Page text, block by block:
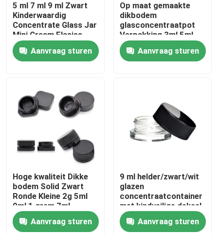
Video's
Ongeveer ons
Kwaliteitscontrole
Contacteer ons
Verzoek om een Citaat
De Kruiken van het glasconcentraat
5 ml 7 ml 9 ml Zwart
Kinderwaardig
Concentrate Glass Jar
Mini Cream Flasjes
Cosmetische Zwarte
Containers potten met
deksel
Aanvraag sturen
Op maat gemaakte
dikbodem
glasconcentraatpot
Verpakking 3ml 5ml
7ml 9ml 15ml
Kinderwaardig
Aanvraag sturen
Hoge kwaliteit Dikke
bodem Solid Zwart
Ronde Kleine 2g 5ml
9ml 1 gram 7ml
Concentrateglas Met
Gepolijste Afwerking
Aanvraag sturen
9 ml helder/zwart/wit
glazen
concentraatcontainer
met kindveilige deksel
glazen
concentraatpotten
Aanvraag sturen